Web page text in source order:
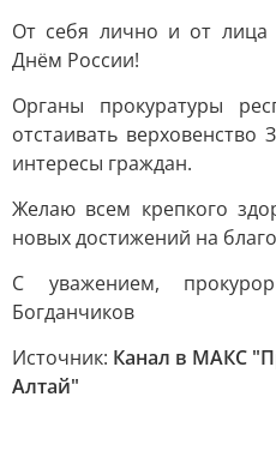
От себя лично и от лица
Днём России!
Органы прокуратуры
отстаивать
интересы граждан.
Желаю всем крепкого
новых достижений на
С уважением,
Богданчиков
Источник: Канал в МАКС
Алтай"